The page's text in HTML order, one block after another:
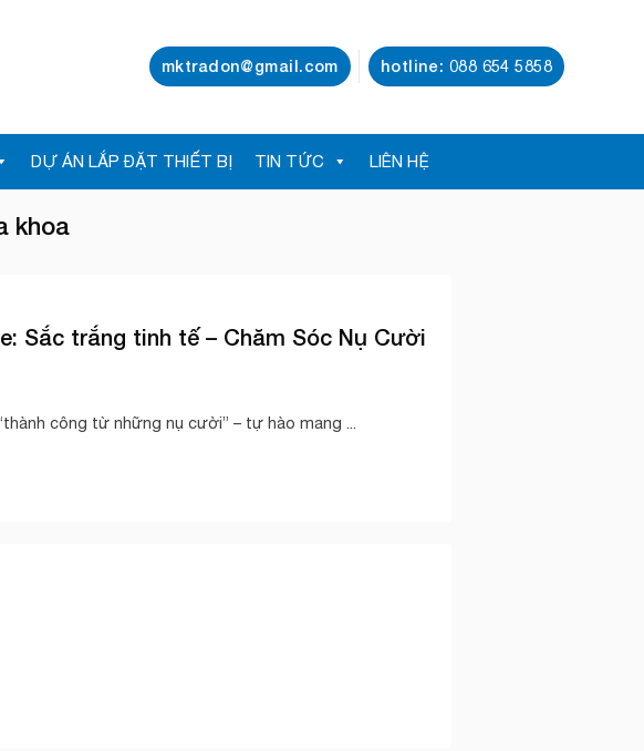
mktradon@gmail.com hotline: 088 654 5858
DỰ ÁN LẮP ĐẶT THIẾT BỊ TIN TỨC LIÊN HỆ
khoa
Sắc trắng tinh tế – Chăm Sóc Nụ Cười
công từ những nụ cười” – tự hào mang ...